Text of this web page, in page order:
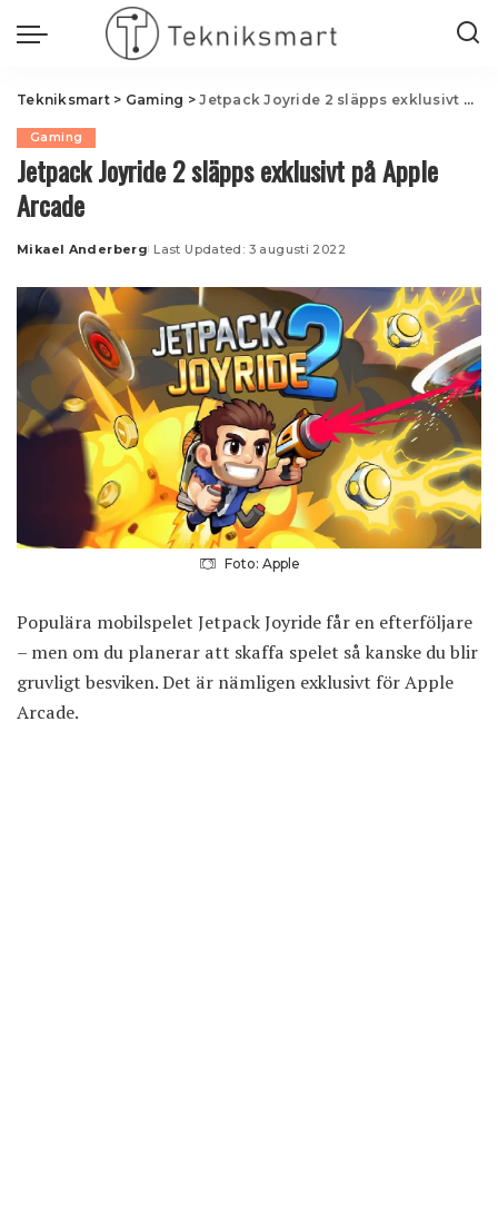
Tekniksmart> Gaming >Jetpack Joyride 2 släpps exklusivt på Apple Arcade
Gaming
Jetpack Joyride 2 släpps exklusivt på Apple
Arcade
Posted
Mikael Anderberg Last Updated: 3 augusti 2022
Foto: Apple
Populära mobilspelet Jetpack Joyride får en efterföljare
– men om du planerar att skaffa spelet så kanske du blir
gruvligt besviken. Det är nämligen exklusivt för Apple
Arcade.